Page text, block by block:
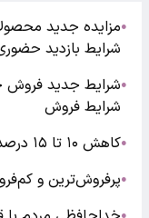
●
شرایط بازدید
●
شرایط فروش
●کاهش ۱۰ تا ۱۵ درصدی قیمت خودرو در هفته اخیر + جدول
●پرفروش‌ترین و